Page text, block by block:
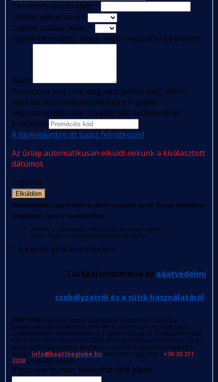
Tervezett utazás ideje *
Utazás időtartama *
Utasok száma (max.) *
Egyéb információ, amely segít megtalálni a keresett
hajót
Promóciós kód - Ha még nem tetted meg, akkor
iratkozz fel a hírlevelünkre és a foglalás
végösszegéből akár további 80€ kedvezményt
kaphatsz!
A hírlevelünkre itt tudsz feliratkozni!
Az űrlap automatikusan elküldi nekünk a kiválasztott
dátumot.
Captcha
Elküldöm
Előfordulhat, hogy levelünk spam mappába kerül. Ennek elkerülése
érdekében, tedd a következőket:
Kattints a jobb egérgombbal a tőlünk kapott levélre
Add a feladót a biztonságos feladók listájához
* A mezők kitöltése kötelező
További információ az adatvédelmi
szabályzatról és a sütik használatáról.
FIGYELEM: Kérésed fontos számunkra. Amennyiben az űrlap
beküldése után a weboldal nem kerül átirányításra és nem kapsz
visszaigazoló e-mailt (ellenőrizd a spam mappát is), frissítsd az oldalt,
töltsd ki ismét az űrlapot és küldd el megint! Abban az esetben, ha az
újbóli próbálkozásod is sikertelen, vedd fel a kapcsolatot velünk e-
mailen info@boattheglobe.hu keresztül, vagy hívd a +36 30 311
3328-as telefonszámot.
If you are human, leave this field blank.